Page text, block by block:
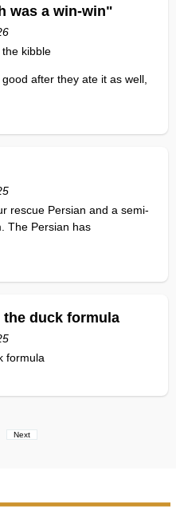
was a win-win"
kibble
after they ate it as well,
rescue Persian and a semi-
The Persian has
duck formula
formula
Next